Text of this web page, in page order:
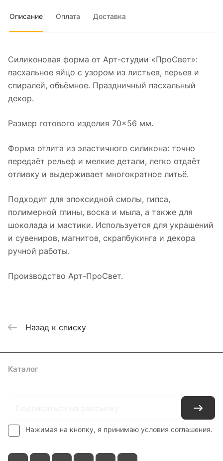
Описание Оплата Доставка
Силиконовая форма от Арт-студии «ПроСвет»:
пасхальное яйцо с узором из листьев, перьев и
спиралей, объёмное. Праздничный пасхальный
декор.
Размер готового изделия 70×56 мм.
Форма отлита из эластичного силикона: точно
передаёт рельеф и мелкие детали, легко отдаёт
отливку и выдерживает многократное литьё.
Подходит для эпоксидной смолы, гипса,
полимерной глины, воска и мыла, а также для
шоколада и мастики. Используется для украшений
и сувениров, магнитов, скрапбукинга и декора
ручной работы.
Производство Арт-ПроСвет.
Назад к списку
Каталог
Нажимая на кнопку, я принимаю условия соглашения.